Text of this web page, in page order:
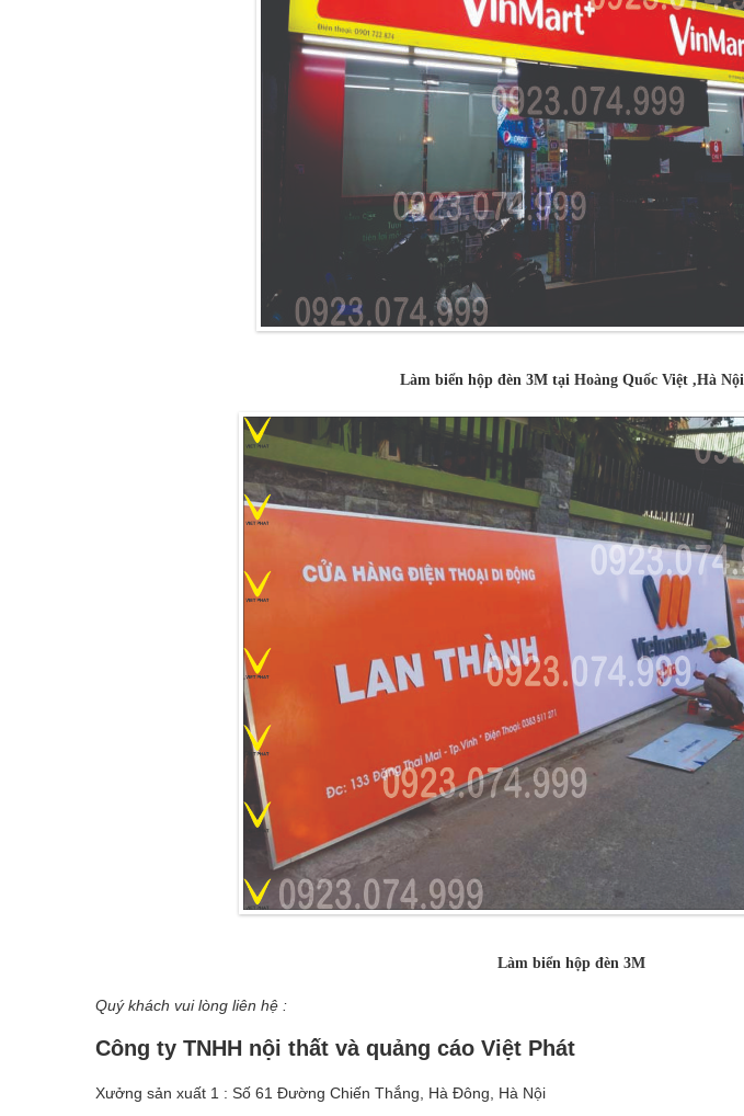
Làm biển hộp đèn 3M tại Hoàng Quốc Việt ,Hà Nội
Làm biển hộp đèn 3M
Quý khách vui lòng liên hệ :
Công ty TNHH nội thất và quảng cáo Việt Phát
Xưởng sản xuất 1 : Số 61 Đường Chiến Thắng, Hà Đông, Hà Nội